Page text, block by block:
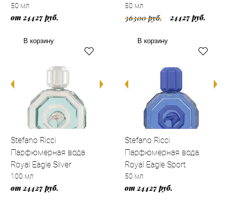
50 мл
от 24427 руб.
В корзину
50 мл
36300 руб. 24427 руб.
В корзину
Stefano Ricci
Парфюмерная вода
Royal Eagle Silver
100 мл
от 24427 руб.
Stefano Ricci
Парфюмерная вода
Royal Eagle Sport
50 мл
от 24427 руб.